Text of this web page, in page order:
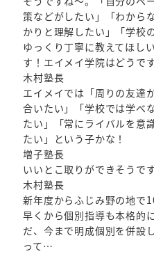
策などがしたい」「わから
かりと理解したい」「学校
ゆっくり丁寧に教えてほし
す！エイメイ学院はどうで
木村塾長
エイメイでは「周りの友達
合いたい」「学校では学べ
たい」「常にライバルを意
たい」という子かな！
増子塾長
いいとこ取りができそうで
木村塾長
新年度からふじみ野の地で
早くから個別指導も本格的
だ、今まで明成個別を併設
って…